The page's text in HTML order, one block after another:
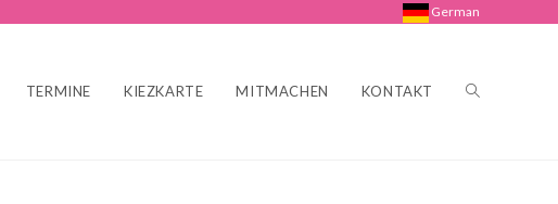
German
TERMINE KIEZKARTE MITMACHEN KONTAKT